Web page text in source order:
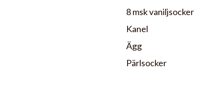
8 msk vaniljsocker
Kanel
Ägg
Pärlsocker